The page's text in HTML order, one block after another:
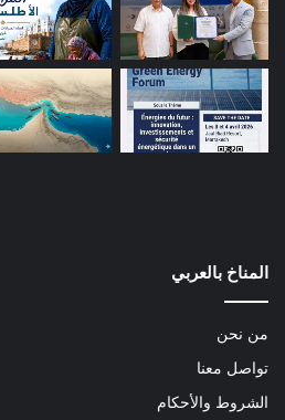
المناخ بالعربي
من نحن
تواصل معنا
الشروط والأحكام